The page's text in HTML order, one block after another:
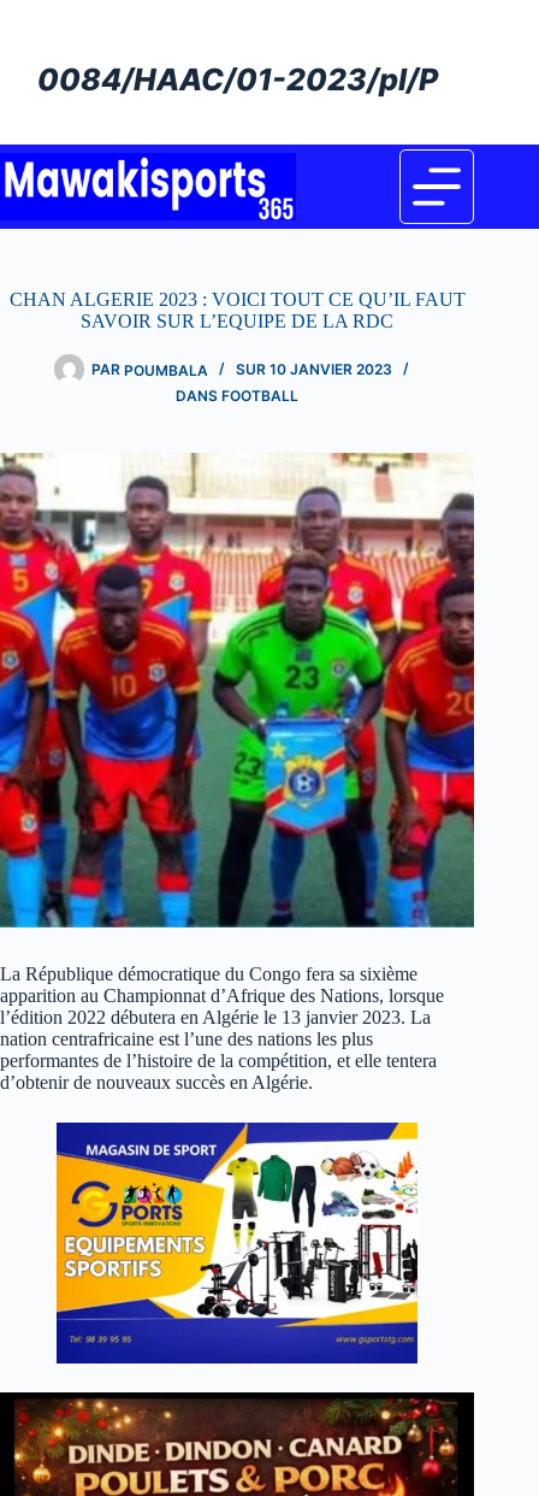
0084/HAAC/01-2023/pl/P
CHAN ALGERIE 2023 : VOICI TOUT CE QU’IL FAUT
SAVOIR SUR L’EQUIPE DE LA RDC
PAR POUMBALA SUR 10 JANVIER 2023
DANS FOOTBALL
La République démocratique du Congo fera sa sixième
apparition au Championnat d’Afrique des Nations, lorsque
l’édition 2022 débutera en Algérie le 13 janvier 2023. La
nation centrafricaine est l’une des nations les plus
performantes de l’histoire de la compétition, et elle tentera
d’obtenir de nouveaux succès en Algérie.